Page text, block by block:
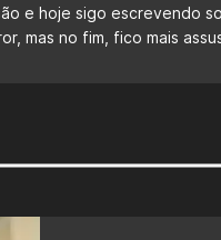
e hoje sigo escrevendo
mas no fim, fico mais